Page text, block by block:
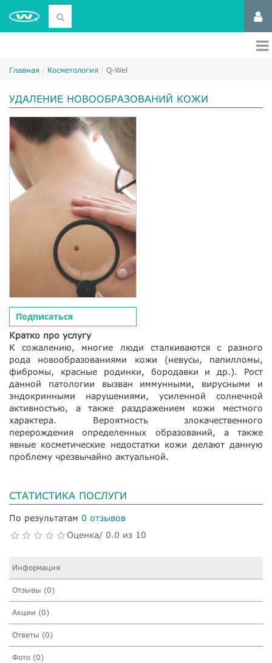
Главная Косметология Q-Wel
УДАЛЕНИЕ НОВООБРАЗОВАНИЙ КОЖИ
Подписаться
Кратко про услугу
К сожалению, многие люди сталкиваются с разного
рода новообразованиями кожи (невусы, папилломы,
фибромы, красные родинки, бородавки и др.). Рост
данной патологии вызван иммунными, вирусными и
эндокринными нарушениями, усиленной солнечной
активностью, а также раздражением кожи местного
характера. Вероятность злокачественного
перерождения определенных образований, а также
явные косметические недостатки кожи делают данную
проблему чрезвычайно актуальной.
СТАТИСТИКА ПОСЛУГИ
По результатам 0 отзывов
Оценка/ 0.0 из 10
Информация
Отзывы (0)
Акции (0)
Ответы (0)
Фото (0)